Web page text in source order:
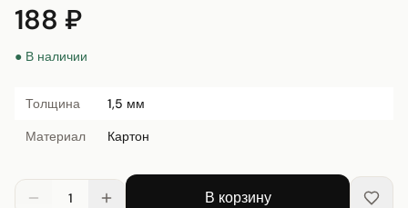
188 ₽
● В наличии
Толщина
1,5 мм
Материал
Картон
1 В корзину